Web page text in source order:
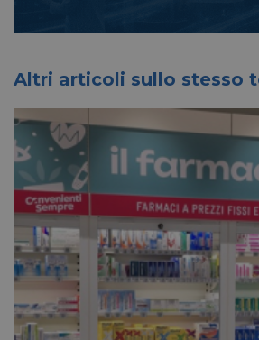
Altri articoli sullo stesso